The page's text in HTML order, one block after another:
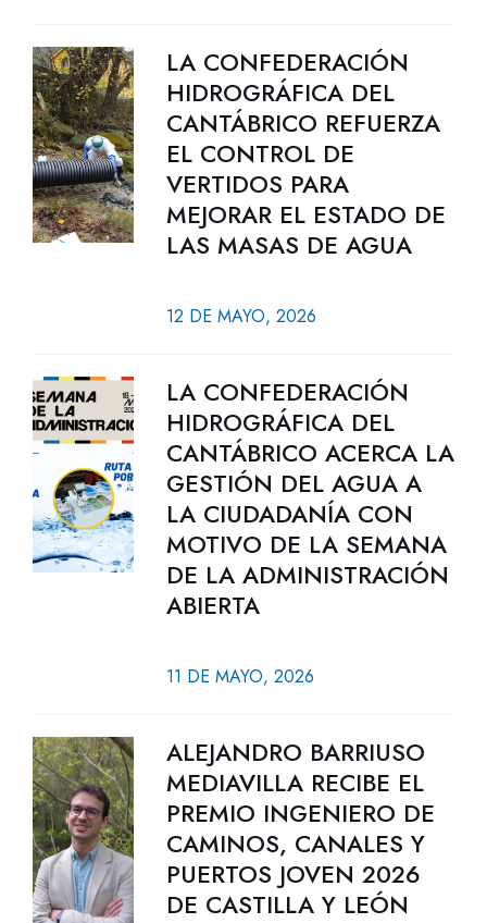
LA CONFEDERACIÓN
HIDROGRÁFICA DEL
CANTÁBRICO REFUERZA
EL CONTROL DE
VERTIDOS PARA
MEJORAR EL ESTADO DE
LAS MASAS DE AGUA
12 DE MAYO, 2026
LA CONFEDERACIÓN
HIDROGRÁFICA DEL
CANTÁBRICO ACERCA LA
GESTIÓN DEL AGUA A
LA CIUDADANÍA CON
MOTIVO DE LA SEMANA
DE LA ADMINISTRACIÓN
ABIERTA
11 DE MAYO, 2026
ALEJANDRO BARRIUSO
MEDIAVILLA RECIBE EL
PREMIO INGENIERO DE
CAMINOS, CANALES Y
PUERTOS JOVEN 2026
DE CASTILLA Y LEÓN